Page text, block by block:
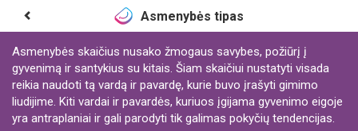
Asmenybės tipas
Asmenybės skaičius nusako žmogaus savybes, požiūrį į
gyvenimą ir santykius su kitais. Šiam skaičiui nustatyti visada
reikia naudoti tą vardą ir pavardę, kurie buvo įrašyti gimimo
liudijime. Kiti vardai ir pavardės, kuriuos įgijama gyvenimo eigoje
yra antraplaniai ir gali parodyti tik galimas pokyčių tendencijas.